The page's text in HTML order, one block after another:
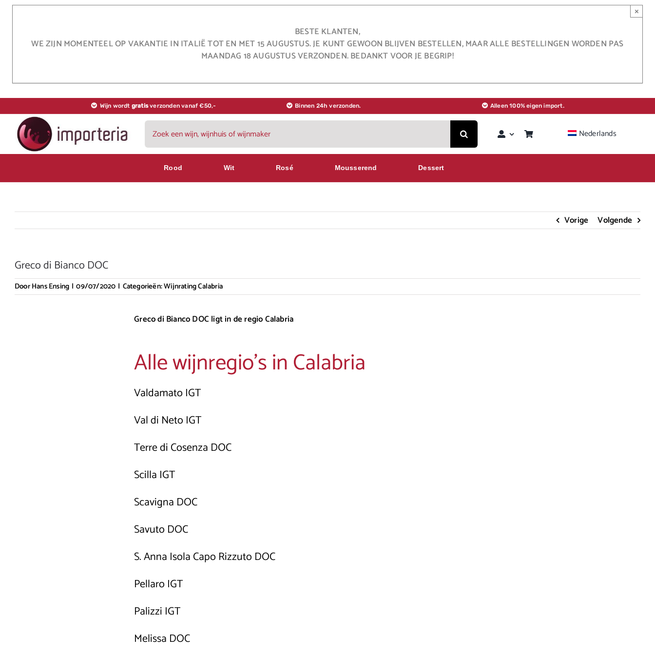
BESTE KLANTEN,
WE ZIJN MOMENTEEL OP VAKANTIE IN ITALIË TOT EN MET 15 AUGUSTUS. JE KUNT GEWOON BLIJVEN BESTELLEN, MAAR ALLE BESTELLINGEN WORDEN PAS
MAANDAG 18 AUGUSTUS VERZONDEN. BEDANKT VOOR JE BEGRIP!
×
Wijn wordt gratisverzonden vanaf €50,- Binnen 24h verzonden. Alleen 100% eigen import.
Zoeken
naar:
Nederlands
Rood Wit Rosé Mousserend Dessert
Vorige Volgende
Greco di Bianco DOC
DoorHans Ensing | 09/07/2020 | Categorieën:Wijnrating Calabria
Greco di Bianco DOC ligt in de regio Calabria
Alle wijnregio’s in Calabria
Valdamato IGT
Val di Neto IGT
Terre di Cosenza DOC
Scilla IGT
Scavigna DOC
Savuto DOC
S. Anna Isola Capo Rizzuto DOC
Pellaro IGT
Palizzi IGT
Melissa DOC